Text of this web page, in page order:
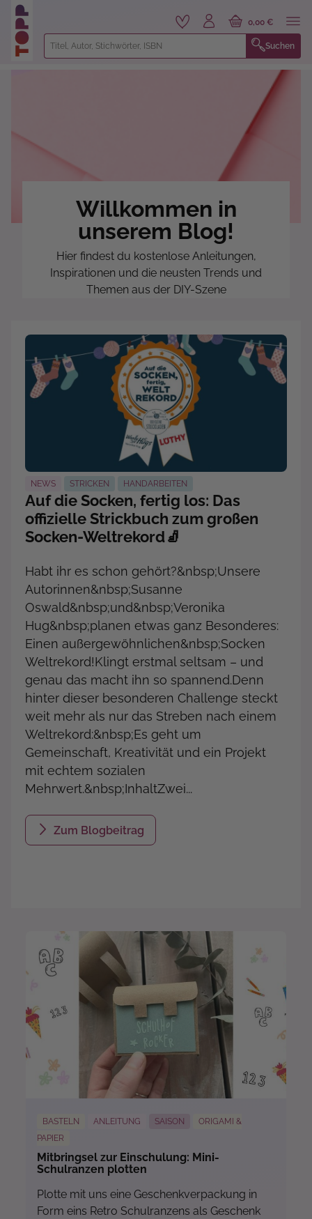
springen
Suchen
0,00 €
Willkommen in
unserem Blog!
Hier findest du kostenlose Anleitungen,
Inspirationen und die neusten Trends und
Themen aus der DIY-Szene
NEWS STRICKEN HANDARBEITEN
Auf die Socken, fertig los: Das
offizielle Strickbuch zum großen
Socken-Weltrekord🧦
Habt ihr es schon gehört?&nbsp;Unsere
Autorinnen&nbsp;Susanne
Oswald&nbsp;und&nbsp;Veronika
Hug&nbsp;planen etwas ganz Besonderes:
Einen außergewöhnlichen&nbsp;Socken
Weltrekord!Klingt erstmal seltsam – und
genau das macht ihn so spannend.Denn
hinter dieser besonderen Challenge steckt
weit mehr als nur das Streben nach einem
Weltrekord:&nbsp;Es geht um
Gemeinschaft, Kreativität und ein Projekt
mit echtem sozialen
Mehrwert.&nbsp;InhaltZwei...
Zum Blogbeitrag
BASTELN ANLEITUNG SAISON
ORIGAMI &
PAPIER
Mitbringsel zur Einschulung: Mini-
Schulranzen plotten
Plotte mit uns eine Geschenkverpackung in
Form eins Retro Schulranzens als Geschenk